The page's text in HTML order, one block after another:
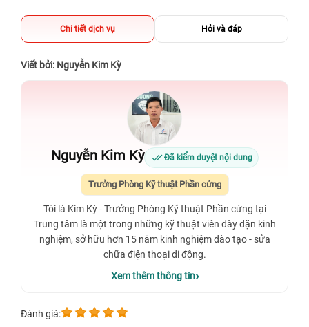
Chi tiết dịch vụ Hỏi và đáp
Viết bởi: Nguyễn Kim Kỳ
Nguyễn Kim Kỳ Đã kiểm duyệt nội dung
Trưởng Phòng Kỹ thuật Phần cứng
Tôi là Kim Kỳ - Trưởng Phòng Kỹ thuật Phần cứng tại
Trung tâm là một trong những kỹ thuật viên dày dặn kinh
nghiệm, sở hữu hơn 15 năm kinh nghiệm đào tạo - sửa
chữa điện thoại di động.
Xem thêm thông tin
Đánh giá: